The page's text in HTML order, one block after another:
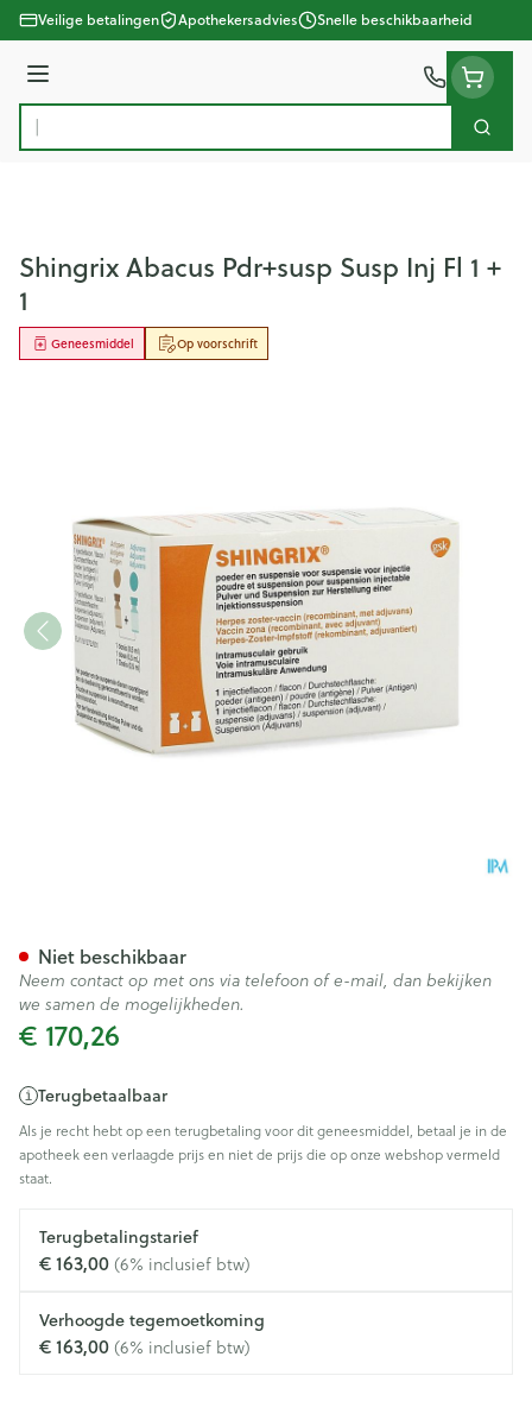
Ga naar de inhoud
Veilige betalingen Apothekersadvies Snelle beschikbaarheid
Menu
Product, merk, categorie...
Zoek
Shingrix Abacus Pdr+susp Susp Inj Fl 1 +
1
Op voorschrift
Geneesmiddel
€ 170,26
Terugbetaalbaar
Als je recht hebt op een terugbetaling voor dit geneesmiddel, betaal je in de
apotheek een verlaagde prijs en niet de prijs die op onze webshop vermeld
staat.
Terugbetalingstarief
€ 163,00(6% inclusief btw)
Verhoogde tegemoetkoming
€ 163,00(6% inclusief btw)
Niet beschikbaar
Neem contact op met ons via telefoon of e-mail, dan bekijken
we samen de mogelijkheden.